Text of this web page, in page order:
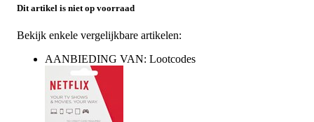
Dit artikel is niet op voorraad
Bekijk enkele vergelijkbare artikelen:
AANBIEDING VAN: Lootcodes